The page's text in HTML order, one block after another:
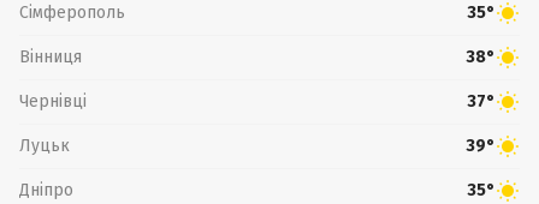
Сімферополь 35°
Вінниця 38°
Чернівці 37°
Луцьк 39°
Дніпро 35°